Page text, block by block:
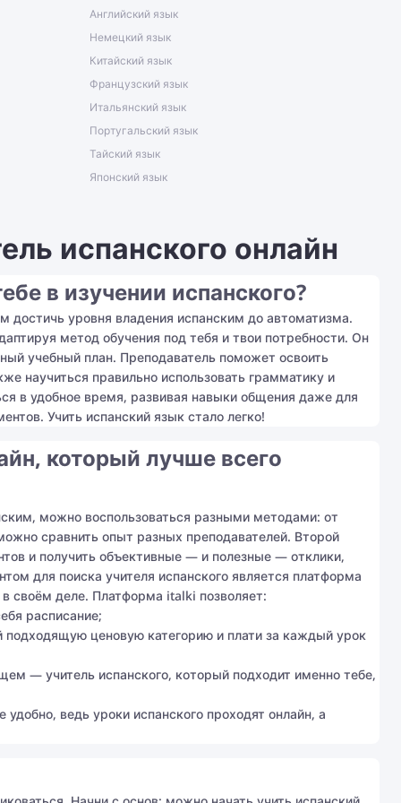
Английский язык
Немецкий язык
Китайский язык
Французский язык
Итальянский язык
Португальский язык
Тайский язык
Японский язык
испанского онлайн
в изучении испанского?
достичь уровня владения испанским до автоматизма.
метод обучения под тебя и твои потребности. Он
учебный план. Преподаватель поможет освоить
научиться правильно использовать грамматику и
в удобное время, развивая навыки общения даже для
Учить испанский язык стало легко!
который лучше всего
можно воспользоваться разными методами: от
сравнить опыт разных преподавателей. Второй
и получить объективные — и полезные — отклики,
для поиска учителя испанского является платформа
своём деле. Платформа italki позволяет:
расписание;
ценовую категорию и плати за каждый урок
— учитель испанского, который подходит именно тебе,
ведь уроки испанского проходят онлайн, а